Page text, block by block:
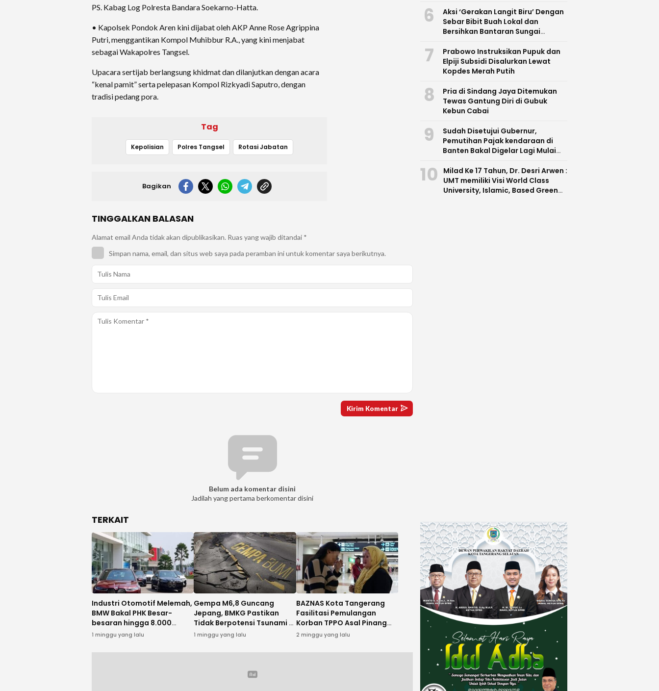
PS. Kabag Log Polresta Bandara Soekarno-Hatta.
• Kapolsek Pondok Aren kini dijabat oleh AKP Anne Rose Agrippina
Putri, menggantikan Kompol Muhibbur R.A., yang kini menjabat
sebagai Wakapolres Tangsel.
Upacara sertijab berlangsung khidmat dan dilanjutkan dengan acara
“kenal pamit” serta pelepasan Kompol Rizkyadi Saputro, dengan
tradisi pedang pora.
Tag
Kepolisian Polres Tangsel Rotasi Jabatan
Bagikan
TINGGALKAN BALASAN
Alamat email Anda tidak akan dipublikasikan. Ruas yang wajib ditandai *
Simpan nama, email, dan situs web saya pada peramban ini untuk komentar saya berikutnya.
Belum ada komentar disini
Jadilah yang pertama berkomentar disini
TERKAIT
Industri Otomotif Melemah,
BMW Bakal PHK Besar-
besaran hingga 8.000
Karyawan
1 minggu yang lalu
Gempa M6,8 Guncang
Jepang, BMKG Pastikan
Tidak Berpotensi Tsunami di
Indonesia
1 minggu yang lalu
BAZNAS Kota Tangerang
Fasilitasi Pemulangan
Korban TPPO Asal Pinang
dari Kamboja
2 minggu yang lalu
6
Aksi ‘Gerakan Langit Biru’ Dengan
Sebar Bibit Buah Lokal dan
Bersihkan Bantaran Sungai
7
Prabowo Instruksikan Pupuk dan
Elpiji Subsidi Disalurkan Lewat
Kopdes Merah Putih
8
Pria di Sindang Jaya Ditemukan
Tewas Gantung Diri di Gubuk
Kebun Cabai
9
Sudah Disetujui Gubernur,
Pemutihan Pajak kendaraan di
Banten Bakal Digelar Lagi Mulai
10
Milad Ke 17 Tahun, Dr. Desri Arwen :
UMT memiliki Visi World Class
University, Islamic, Based Green